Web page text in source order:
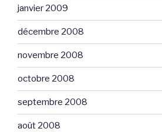
janvier 2009
décembre 2008
novembre 2008
octobre 2008
septembre 2008
août 2008